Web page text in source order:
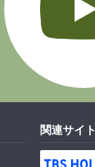
関連サイト